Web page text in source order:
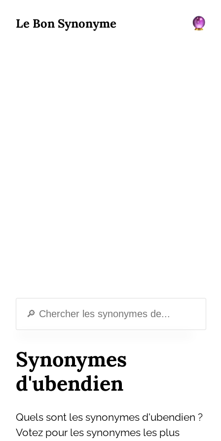
Le Bon Synonyme
Synonymes
d'ubendien
Quels sont les synonymes d'ubendien ?
Votez pour les synonymes les plus